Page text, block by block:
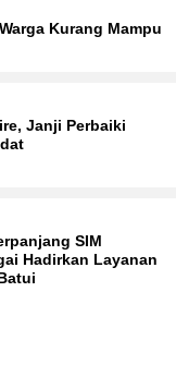
Kurang Mampu
Janji Perbaiki
SIM
Hadirkan Layanan